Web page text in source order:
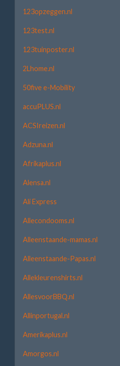
123opzeggen.nl
123test.nl
123tuinposter.nl
2Lhome.nl
50five e-Mobility
accuPLUS.nl
ACSIreizen.nl
Adzuna.nl
Afrikaplus.nl
Alensa.nl
Ali Express
Allecondooms.nl
Alleenstaande-mamas.nl
Alleenstaande-Papas.nl
Allekleurenshirts.nl
AllesvoorBBQ.nl
Allinportugal.nl
Amerikaplus.nl
Amorgos.nl